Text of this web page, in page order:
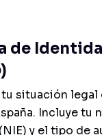
de
tu situación legal
Incluye tu
y el tipo de